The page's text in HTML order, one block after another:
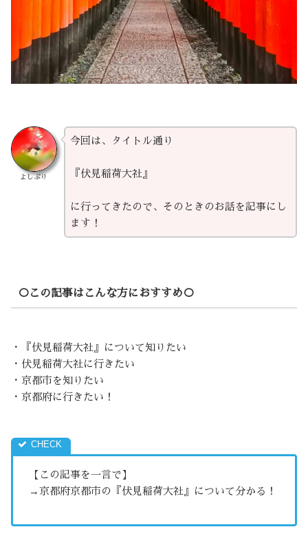
よしぷり
今回は、タイトル通り
『伏見稲荷大社』
に行ってきたので、そのときのお話を記事にし
ます！
○この記事はこんな方におすすめ○
・『伏見稲荷大社』について知りたい
・伏見稲荷大社に行きたい
・京都市を知りたい
・京都府に行きたい！
【この記事を一言で】
→京都府京都市の『伏見稲荷大社』について分かる！